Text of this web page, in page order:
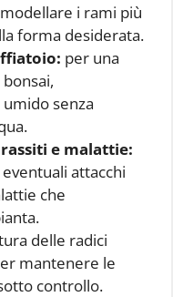
i rami più
forma desiderata.
per una
senza
e malattie:
attacchi
che
delle radici
mantenere le
controllo.